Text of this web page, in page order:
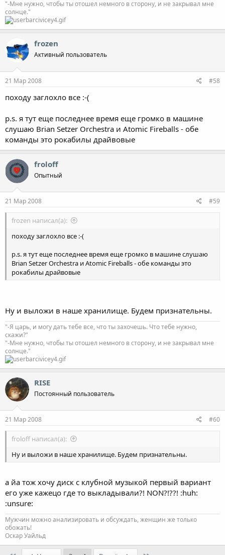
"-Мне нужно, чтобы ты отошел немного в сторону, и не закрывал мне
солнце."
frozen
Активный пользователь
21 Мар 2008 #58
походу заглохло все :-(
p.s. я тут еще последнее время еще громко в машине
слушаю Brian Setzer Orchestra и Atomic Fireballs - обе
команды это рокабилы драйвовые
froloff
Опытный
21 Мар 2008 #59
frozen написал(а):
походу заглохло все :-(
p.s. я тут еще последнее время еще громко в машине слушаю
Brian Setzer Orchestra и Atomic Fireballs - обе команды это
рокабилы драйвовые
Ну и выложи в наше хранилище. Будем признательны.
"-Я царь, и могу дать тебе все, что ты захочешь. Что тебе нужно,
скажи?"
"-Мне нужно, чтобы ты отошел немного в сторону, и не закрывал мне
солнце."
RISE
Постоянный пользователь
21 Мар 2008 #60
froloff написал(а):
Ну и выложи в наше хранилище. Будем признательны.
а йа тож хочу диск с клубной музыкой первый вариант
его уже кажецо где то выкладывали?! NON?!??! :huh:
:unsure:
Мужчин можно анализировать и обсуждать, женщин же только
обожать!
Оскар Уайльд